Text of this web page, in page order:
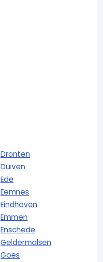
Dronten
Duiven
Ede
Eemnes
Eindhoven
Emmen
Enschede
Geldermalsen
Goes